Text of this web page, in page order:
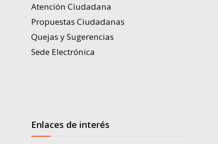
Atención Ciudadana
Propuestas Ciudadanas
Quejas y Sugerencias
Sede Electrónica
Enlaces de interés